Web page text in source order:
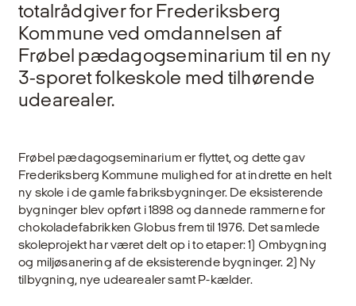
totalrådgiver for Frederiksberg
Kommune ved omdannelsen af
Frøbel pædagogseminarium til en ny
3-sporet folkeskole med tilhørende
udearealer.
Frøbel pædagogseminarium er flyttet, og dette gav
Frederiksberg Kommune mulighed for at indrette en helt
ny skole i de gamle fabriksbygninger. De eksisterende
bygninger blev opført i 1898 og dannede rammerne for
chokoladefabrikken Globus frem til 1976. Det samlede
skoleprojekt har været delt op i to etaper: 1) Ombygning
og miljøsanering af de eksisterende bygninger. 2) Ny
tilbygning, nye udearealer samt P-kælder.